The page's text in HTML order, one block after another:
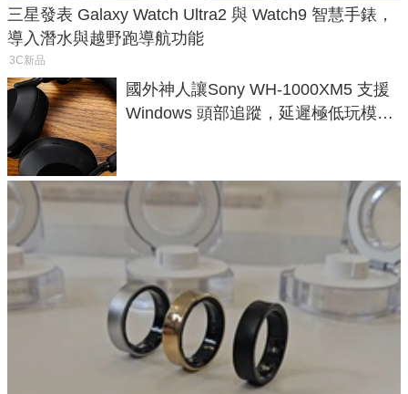
三星發表 Galaxy Watch Ultra2 與 Watch9 智慧手錶，
導入潛水與越野跑導航功能
3C新品
國外神人讓Sony WH-1000XM5 支援
Windows 頭部追蹤，延遲極低玩模擬